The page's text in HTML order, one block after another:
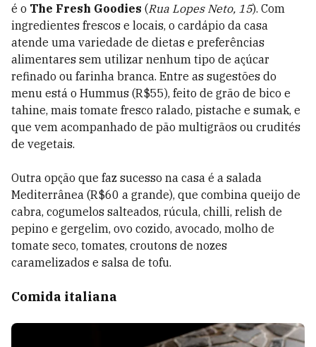
é o The Fresh Goodies (Rua Lopes Neto, 15). Com
ingredientes frescos e locais, o cardápio da casa
atende uma variedade de dietas e preferências
alimentares sem utilizar nenhum tipo de açúcar
refinado ou farinha branca. Entre as sugestões do
menu está o Hummus (R$55), feito de grão de bico e
tahine, mais tomate fresco ralado, pistache e sumak, e
que vem acompanhado de pão multigrãos ou crudités
de vegetais.
Outra opção que faz sucesso na casa é a salada
Mediterrânea (R$60 a grande), que combina queijo de
cabra, cogumelos salteados, rúcula, chilli, relish de
pepino e gergelim, ovo cozido, avocado, molho de
tomate seco, tomates, croutons de nozes
caramelizados e salsa de tofu.
Comida italiana